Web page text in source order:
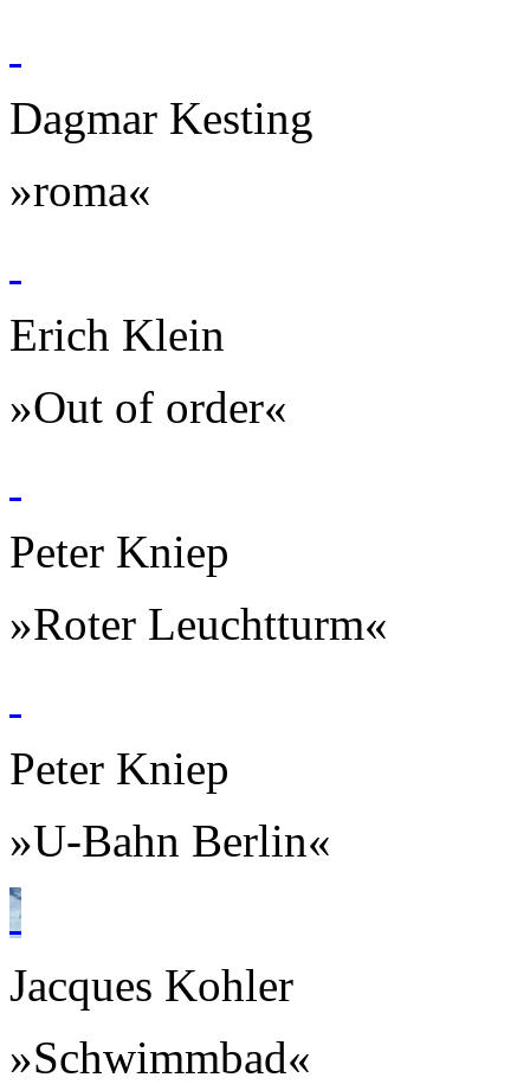
Dagmar Kesting
»roma«
Erich Klein
»Out of order«
Peter Kniep
»Roter Leuchtturm«
Peter Kniep
»U-Bahn Berlin«
Jacques Kohler
»Schwimmbad«